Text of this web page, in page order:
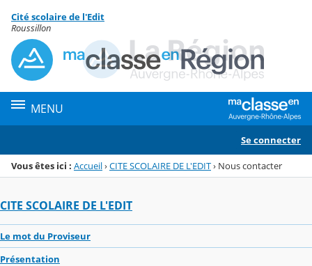
Menu de la rubrique
Contenu
Cité scolaire de l'Edit
Roussillon
MENU
Se connecter
Vous êtes ici : Accueil›CITE SCOLAIRE DE L'EDIT› Nous contacter
CITE SCOLAIRE DE L'EDIT
Le mot du Proviseur
Présentation